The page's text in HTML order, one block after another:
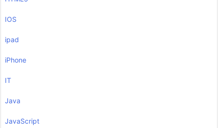
IOS
ipad
iPhone
IT
Java
JavaScript